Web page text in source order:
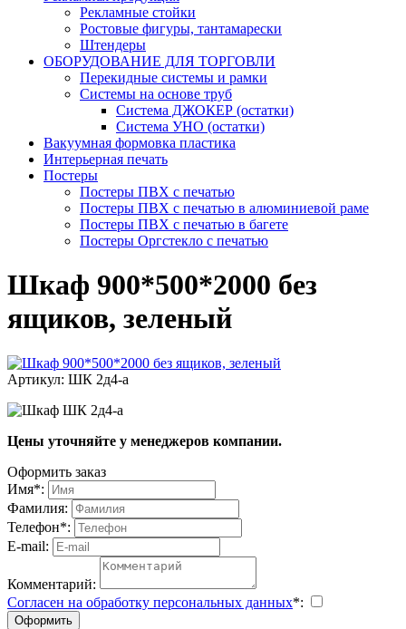
Рекламные стойки
Ростовые фигуры, тантамарески
Штендеры
ОБОРУДОВАНИЕ ДЛЯ ТОРГОВЛИ
Перекидные системы и рамки
Системы на основе труб
Система ДЖОКЕР (остатки)
Система УНО (остатки)
Вакуумная формовка пластика
Интерьерная печать
Постеры
Постеры ПВХ с печатью
Постеры ПВХ с печатью в алюминиевой раме
Постеры ПВХ с печатью в багете
Постеры Оргстекло с печатью
Шкаф 900*500*2000 без
ящиков, зеленый
Артикул: ШК 2д4-а
Цены уточняйте у менеджеров компании.
Оформить заказ
Имя*:
Фамилия:
Телефон*:
E-mail:
Комментарий:
Согласен на обработку персональных данных*: